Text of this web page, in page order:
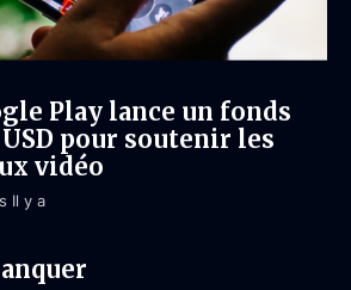
Play lance un fonds
pour soutenir les
vidéo
Il y a